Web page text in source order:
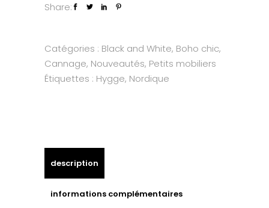
Share:
Catégories : Black and White, Boho chic,
Cannage, Nouveautés, Petits mobiliers
Étiquettes : Hygge, Nordique
description
informations complémentaires